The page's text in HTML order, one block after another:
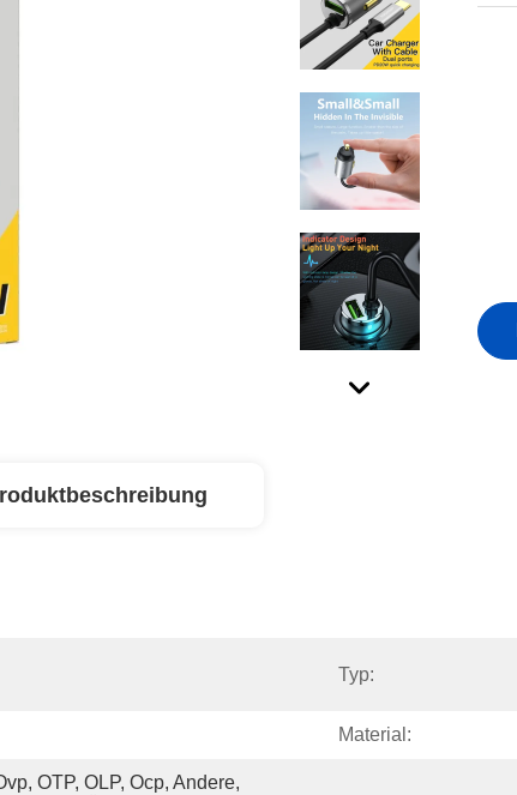
Typ:
Material:
OTP, OLP, Ocp, Andere,